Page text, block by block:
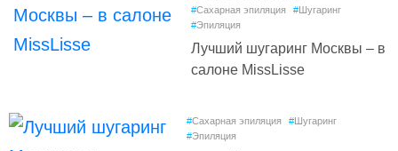
#Сахарная эпиляция #Шугаринг
#Эпиляция
Лучший шугаринг Москвы – в
салоне MissLisse
#Сахарная эпиляция #Шугаринг
#Эпиляция